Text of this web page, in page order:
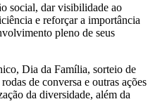
social, dar visibilidade ao
e reforçar a importância
pleno de seus
Dia da Família, sorteio de
de conversa e outras ações
da diversidade, além da